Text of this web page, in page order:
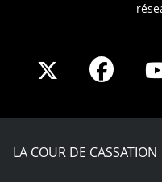
Share
X
Share
LA COUR DE CASSATION